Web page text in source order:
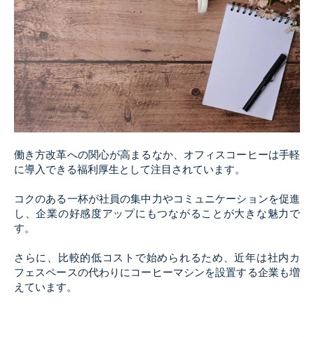
Chocolate
Gift
働き方改革への関心が高まるなか、オフィスコーヒーは手軽
に導入できる福利厚生として注目されています。
コクのある一杯が社員の集中力やコミュニケーションを促進
し、企業の好感度アップにもつながることが大きな魅力で
す。
さらに、比較的低コストで始められるため、近年は社内カ
フェスペースの代わりにコーヒーマシンを設置する企業も増
えています。